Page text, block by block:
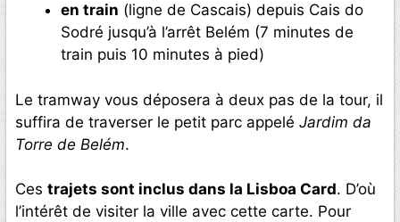
en train (ligne de Cascais) depuis Cais do
Sodré jusqu’à l’arrêt Belém (7 minutes de
train puis 10 minutes à pied)
Le tramway vous déposera à deux pas de la tour, il
suffira de traverser le petit parc appelé Jardim da
Torre de Belém.
Ces trajets sont inclus dans la Lisboa Card. D’où
l’intérêt de visiter la ville avec cette carte. Pour